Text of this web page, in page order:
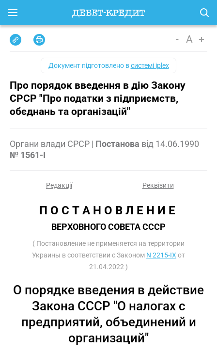
- A +
Документ підготовлено всистемі iplex
Про порядок введення в дію Закону
СРСР "Про податки з підприємств,
обєднань та організацій"
Органи влади СРСР | Постанова від 14.06.1990
№ 1561-I
Редакції Реквізити
П О С Т А Н О В Л Е Н И Е
ВЕРХОВНОГО СОВЕТА СССР
( Постановление не применяется на территории
Украины в соответствии с Законом N 2215-IX от
21.04.2022 )
О порядке введения в действие
Закона СССР "О налогах с
предприятий, объединений и
организаций"